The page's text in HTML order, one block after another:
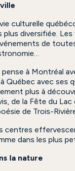
culturelle
plus diversifiée.
de
pense à Montréal
Québec avec ses
plus à
de la Fête du
de Trois-
centres
dans les plus
la nature